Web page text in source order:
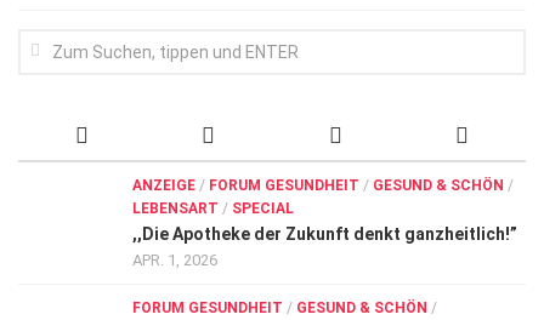
ANZEIGE / FORUM GESUNDHEIT / GESUND & SCHÖN /
LEBENSART / SPECIAL
,,Die Apotheke der Zukunft denkt ganzheitlich!”
APR. 1, 2026
FORUM GESUNDHEIT / GESUND & SCHÖN /